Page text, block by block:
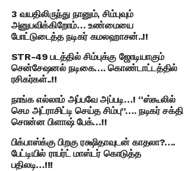
3 வயதிலிருந்து நானும், சிம்புவும்
அனுபவிக்கிறோம்… உண்மையை
போட்டுடைத்த நடிகர் கமலஹாசன்..!!
STR-49 படத்தில் சிம்புக்கு ஜோடியாகும்
சென்சேஷனல் நடிகை…. கொண்டாட்டத்தில்
ரசிகர்கள்..!!
நாங்க எல்லாம் அப்பவே அப்படி…! “ஸ்கூலில்
செம அட்ராசிட்டி செய்த சிம்பு”…. நடிகர் சக்தி
சொன்ன பிளாஷ் பேக்…!!
பிக்பாஸ்க்கு பிறகு ரக்ஷிதாவுடன் காதலா?….
பேட்டியில் ராபர்ட் மாஸ்டர் கொடுத்த
பதிலடி…!!!